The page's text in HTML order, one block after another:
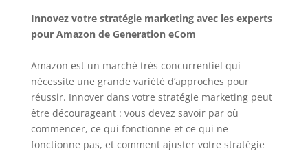
Innovez votre stratégie marketing avec les experts
pour Amazon de Generation eCom
Amazon est un marché très concurrentiel qui
nécessite une grande variété d’approches pour
réussir. Innover dans votre stratégie marketing peut
être décourageant : vous devez savoir par où
commencer, ce qui fonctionne et ce qui ne
fonctionne pas, et comment ajuster votre stratégie